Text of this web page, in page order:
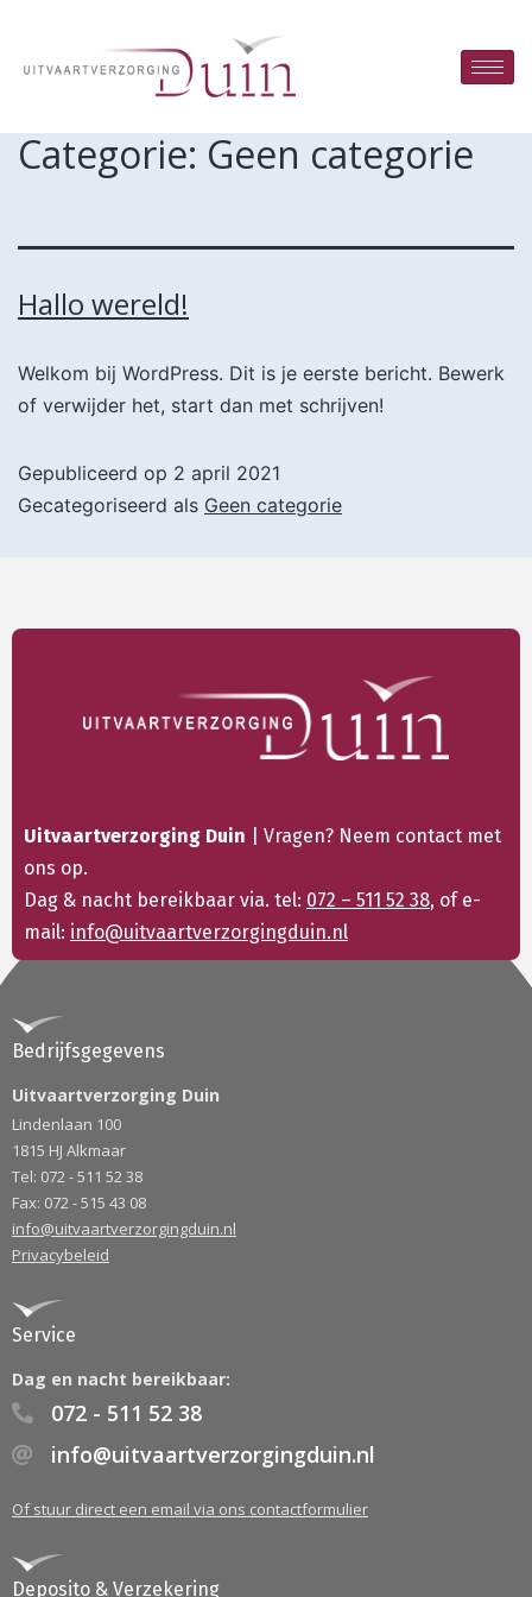
Categorie: Geen categorie
Hallo wereld!
Welkom bij WordPress. Dit is je eerste bericht. Bewerk
of verwijder het, start dan met schrijven!
Gepubliceerd op 2 april 2021
Gecategoriseerd als Geen categorie
Uitvaartverzorging Duin | Vragen? Neem contact met
ons op.
Dag & nacht bereikbaar via. tel: 072 – 511 52 38, of e-
mail: info@uitvaartverzorgingduin.nl
Bedrijfsgegevens
Uitvaartverzorging Duin
Lindenlaan 100
1815 HJ Alkmaar
Tel: 072 - 511 52 38
Fax: 072 - 515 43 08
info@uitvaartverzorgingduin.nl
Privacybeleid
Service
Dag en nacht bereikbaar:
072 - 511 52 38
info@uitvaartverzorgingduin.nl
Of stuur direct een email via ons contactformulier
Deposito & Verzekering